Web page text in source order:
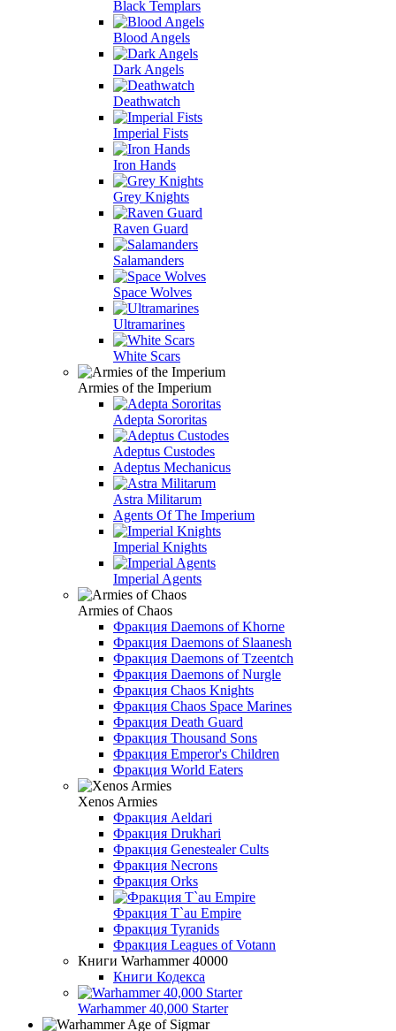
Black Templars
Blood Angels
Dark Angels
Deathwatch
Imperial Fists
Iron Hands
Grey Knights
Raven Guard
Salamanders
Space Wolves
Ultramarines
White Scars
Armies of the Imperium
Adepta Sororitas
Adeptus Custodes
Adeptus Mechanicus
Astra Militarum
Agents Of The Imperium
Imperial Knights
Imperial Agents
Armies of Chaos
Фракция Daemons of Khorne
Фракция Daemons of Slaanesh
Фракция Daemons of Tzeentch
Фракция Daemons of Nurgle
Фракция Chaos Knights
Фракция Chaos Space Marines
Фракция Death Guard
Фракция Thousand Sons
Фракция Emperor's Children
Фракция World Eaters
Xenos Armies
Фракция Aeldari
Фракция Drukhari
Фракция Genestealer Cults
Фракция Necrons
Фракция Orks
Фракция T`au Empire
Фракция Tyranids
Фракция Leagues of Votann
Книги Warhammer 40000
Книги Кодекса
Warhammer 40,000 Starter